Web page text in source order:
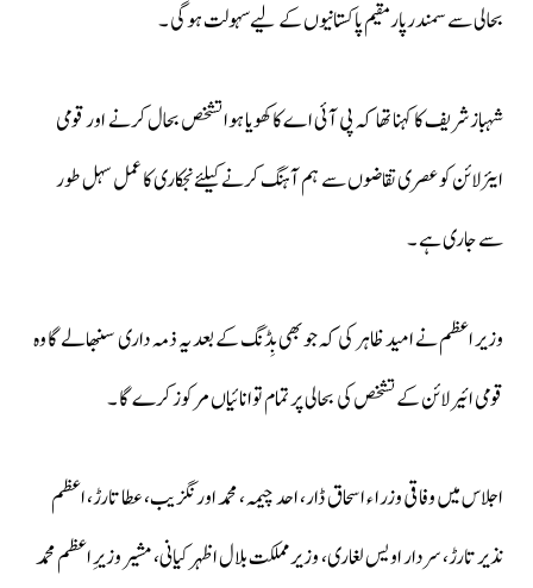
بحالی سے سمندرپارمقیم پاکستانیوں کے لیےسہولت ہوگی ۔
شہباز شریف کا کہنا تھا کہ پی آئی اے کا کھویا ہوا تشخص بحال کرنے اور قومی
ایئرلائن کو عصری تقاضوں سے ہم آہنگ کرنے کیلئے نجکاری کا عمل سہل طور
سے جاری ہے ۔
وزیر اعظم نے امید ظاہر کی کہ جو بھی بِڈنگ کے بعد یہ ذمہ داری سنبھالے گا وہ
قومی ائیرلائن کے تشخص کی بحالی پر تمام توانائیاں مرکوز کرے گا ۔
اجلاس میں وفاقی وزراء اسحاق ڈار، احد چیمہ، محمد اورنگزیب، عطا تارڑ، اعظم
نذیر تارڑ، سردار اویس لغاری، وزیر مملکت بلال اظہر کیانی، مشیر وزیرِ اعظم محمد